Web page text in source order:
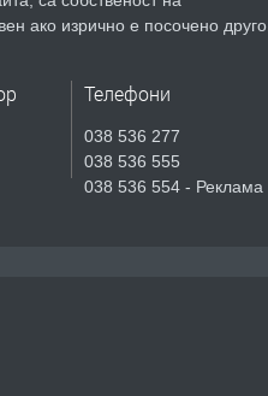
ако изрично е посочено друго.
Телефони
038 536 277
038 536 555
038 536 554 - Реклама